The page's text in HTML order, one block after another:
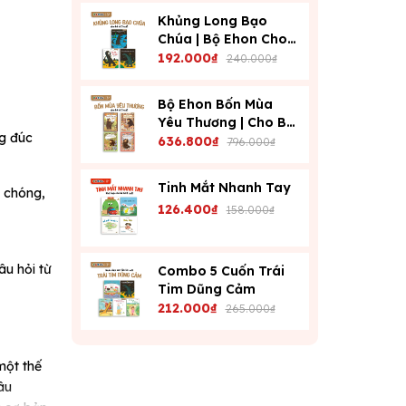
Khủng Long Bạo
Chúa | Bộ Ehon Cho
Bé Từ 3 Tuổi | Dạy
192.000₫ 240.000₫
Bộ Ehon Bốn Mùa
Yêu Thương | Cho Bé
Từ 3 Tuổi | Phát Triển
636.800₫ 796.000₫
Tinh Mắt Nhanh Tay
126.400₫ 158.000₫
Combo 5 Cuốn Trái
Tim Dũng Cảm
212.000₫ 265.000₫
đúc
hỏi từ
thế